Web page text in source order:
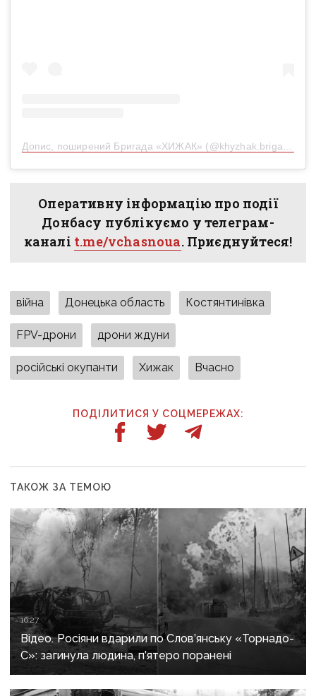
Оперативну інформацію про події
Донбасу публікуємо у телеграм-
каналі t.me/vchasnoua. Приєднуйтеся!
війна Донецька область Костянтинівка
FPV-дрони дрони ждуни
російські окупанти Хижак Вчасно
ПОДІЛИТИСЯ У СОЦМЕРЕЖАХ:
ТАКОЖ ЗА ТЕМОЮ
16:27
Відео. Росіяни вдарили по Слов’янську «Торнадо-
С»: загинула людина, п’ятеро поранені